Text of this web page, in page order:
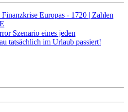
Finanzkrise Europas - 1720 | Zahlen
Szenario eines jeden
tatsächlich im Urlaub passiert!